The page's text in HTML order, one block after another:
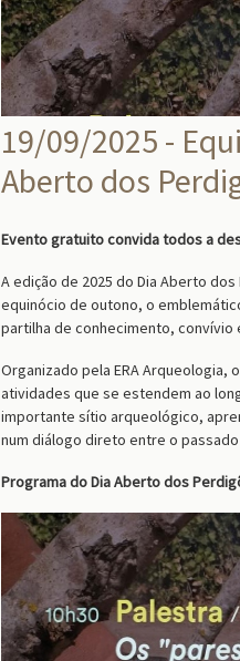
19/09/2025 -
Aberto dos
Evento gratuito convida todos a
A edição de 2025 do Dia Aberto
equinócio de outono, o
partilha de conhecimento, convívio
Organizado pela ERA
atividades que se estendem ao
importante sítio arqueológico,
num diálogo direto entre o
Programa do Dia Aberto dos